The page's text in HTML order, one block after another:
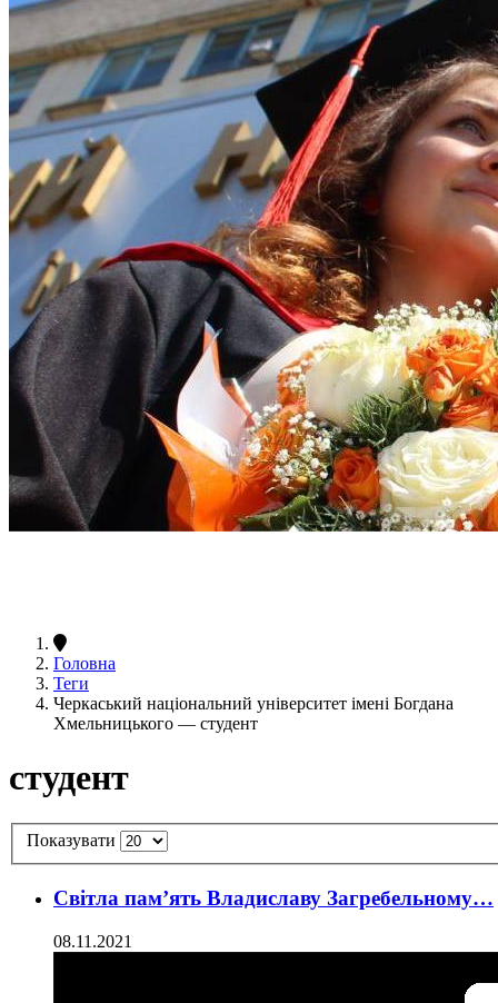
Головна
Теги
Черкаський національний університет імені Богдана
Хмельницького — студент
студент
Показувати
Світла пам’ять Владиславу Загребельному…
08.11.2021